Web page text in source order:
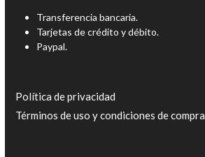
Transferencia bancaria.
Tarjetas de crédito y débito.
Paypal.
Política de privacidad
Términos de uso y condiciones de compra